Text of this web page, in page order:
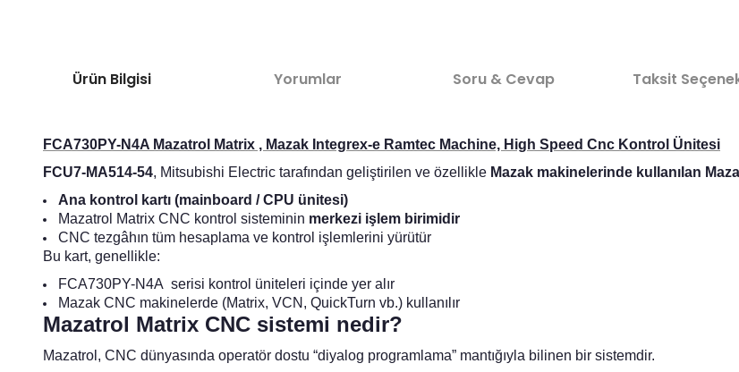
Ürün Bilgisi Yorumlar Soru & Cevap Taksit
FCA730PY-N4A Mazatrol Matrix , Mazak Integrex-e Ramtec Machine, High Speed Cnc Kontrol Ünitesi
FCU7-MA514-54, Mitsubishi Electric tarafından geliştirilen ve özellikle Mazak makinelerinde kullanılan
Ana kontrol kartı (mainboard / CPU ünitesi)
Mazatrol Matrix CNC kontrol sisteminin merkezi işlem birimidir
CNC tezgâhın tüm hesaplama ve kontrol işlemlerini yürütür
Bu kart, genellikle:
FCA730PY-N4A serisi kontrol üniteleri içinde yer alır
Mazak CNC makinelerde (Matrix, VCN, QuickTurn vb.) kullanılır
Mazatrol Matrix CNC sistemi nedir?
Mazatrol, CNC dünyasında operatör dostu “diyalog programlama” mantığıyla bilinen bir sistemdir.